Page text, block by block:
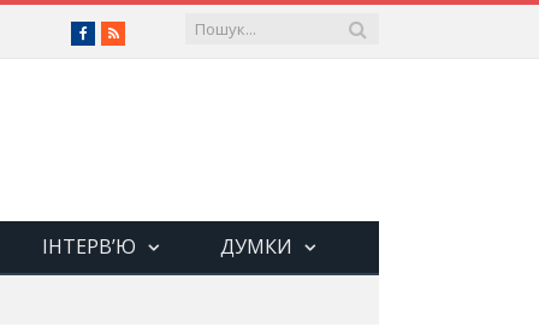
Facebook
RSS
ІНТЕРВ’Ю ДУМКИ